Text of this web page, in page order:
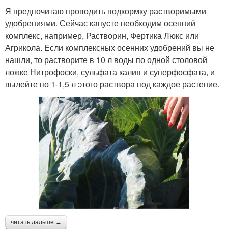
Я предпочитаю проводить подкормку растворимыми
удобрениями. Сейчас капусте необходим осенний
комплекс, например, Растворин, Фертика Люкс или
Агрикола. Если комплексных осенних удобрений вы не
нашли, то растворите в 10 л воды по одной столовой
ложке Нитрофоски, сульфата калия и суперфосфата, и
вылейте по 1-1,5 л этого раствора под каждое растение.
читать дальше →